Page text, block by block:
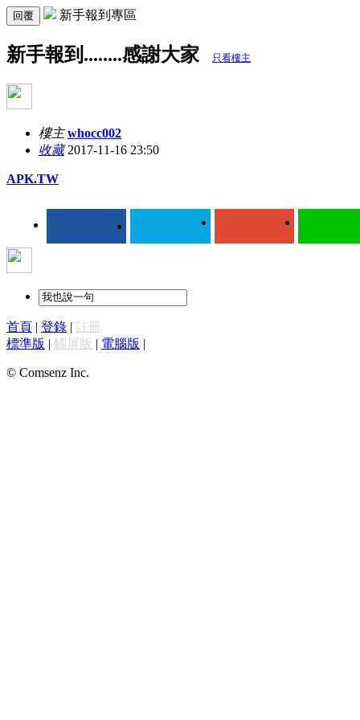
回覆 新手報到專區
新手報到........感謝大家 只看樓主
樓主 whocc002
收藏2017-11-16 23:50
APK.TW
首頁 | 登錄 | 註冊
標準版 | 觸屏版 | 電腦版 |
© Comsenz Inc.